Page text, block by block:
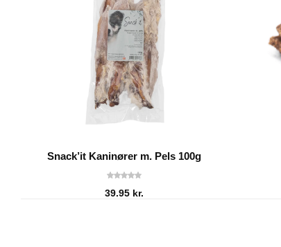
Snack’it Kaninører m. Pels 100g
39.95 kr.